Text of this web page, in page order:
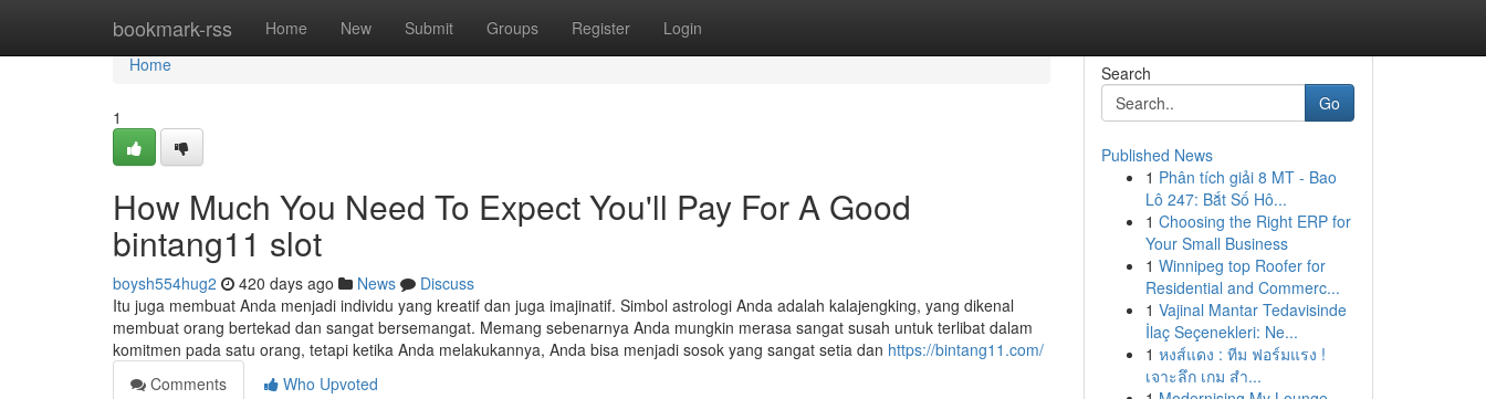
bookmark-rss Home New Submit Groups Register Login
Home
Home
1
How Much You Need To Expect You'll Pay For A Good
bintang11 slot
boysh554hug2 420 days ago News
Discuss
Itu juga membuat Anda menjadi individu yang kreatif dan juga imajinatif. Simbol astrologi Anda adalah kalajengking, yang dikenal
membuat orang bertekad dan sangat bersemangat. Memang sebenarnya Anda mungkin merasa sangat susah untuk terlibat dalam
komitmen pada satu orang, tetapi ketika Anda melakukannya, Anda bisa menjadi sosok yang sangat setia dan https://bintang11.com/
Comments
Who Upvoted
Search
Go
Published News
1 Phân tích giải 8 MT - Bao
Lô 247: Bắt Số Hô...
1 Choosing the Right ERP for
Your Small Business
1 Winnipeg top Roofer for
Residential and Commerc...
1 Vajinal Mantar Tedavisinde
İlaç Seçenekleri: Ne...
1 หงส์แดง : ทีม ฟอร์มแรง !
เจาะลึก เกม สำ...